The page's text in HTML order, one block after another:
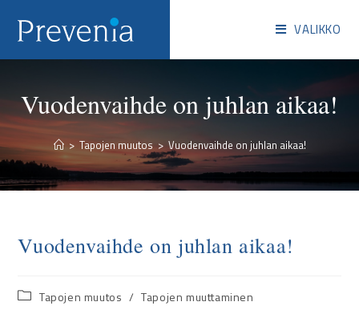
VALIKKO
Vuodenvaihde on juhlan aikaa!
> Tapojen muutos > Vuodenvaihde on juhlan aikaa!
Vuodenvaihde on juhlan aikaa!
Tapojen muutos / Tapojen muuttaminen